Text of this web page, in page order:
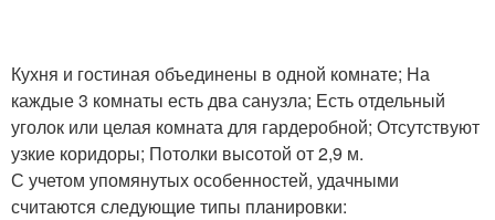
Кухня и гостиная объединены в одной комнате; На
каждые 3 комнаты есть два санузла; Есть отдельный
уголок или целая комната для гардеробной; Отсутствуют
узкие коридоры; Потолки высотой от 2,9 м.
С учетом упомянутых особенностей, удачными
считаются следующие типы планировки: